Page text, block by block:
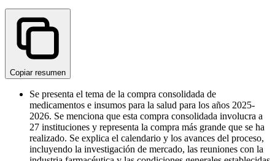
Copiar resumen
Se presenta el tema de la compra consolidada de
medicamentos e insumos para la salud para los años 2025-
2026. Se menciona que esta compra consolidada involucra a
27 instituciones y representa la compra más grande que se ha
realizado. Se explica el calendario y los avances del proceso,
incluyendo la investigación de mercado, las reuniones con la